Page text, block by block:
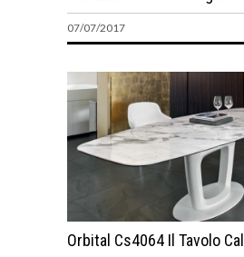
07/07/2017
Orbital Cs4064 Il Tavolo